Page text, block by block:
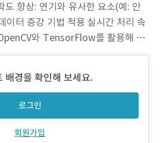
도 향상: 연기와 유사한 요소(예: 안
이터 증강 기법 적용 실시간 처리 속
와 TensorFlow를 활용해 지
지 보안 강화: 사용자 데이터 암호화
CCTV 지원 가능 :: 문제점 기존 시
배경을 확인해 보세요.
로그인
회원가입